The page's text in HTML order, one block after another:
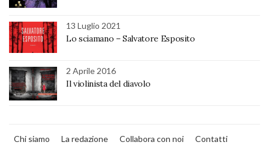
13 Luglio 2021
Lo sciamano – Salvatore Esposito
2 Aprile 2016
Il violinista del diavolo
Chi siamo La redazione Collabora con noi
Contatti